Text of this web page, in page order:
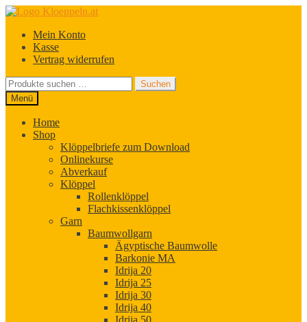
Zur
springen
Zum
springenMein Konto
Kasse
Vertrag widerrufen
Suchen
nach:
Suchen
Menü
Home
Shop
Klöppelbriefe zum Download
Onlinekurse
Abverkauf
Klöppel
Rollenklöppel
Flachkissenklöppel
Garn
Baumwollgarn
Ägyptische Baumwolle
Barkonie MA
Idrija 20
Idrija 25
Idrija 30
Idrija 40
Idrija 50